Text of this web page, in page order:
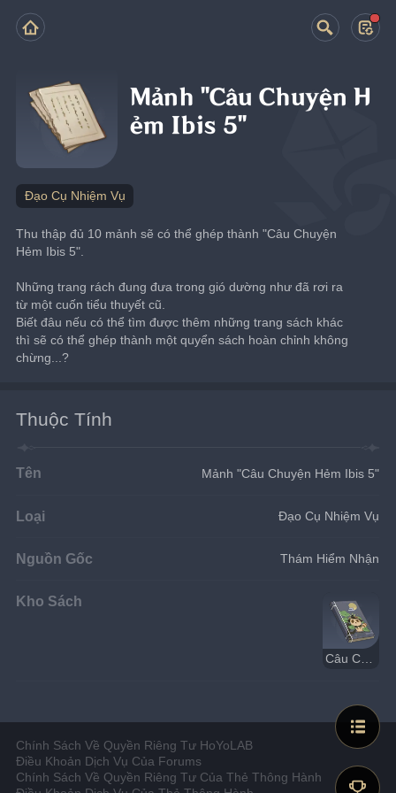
Mảnh "Câu Chuyện H
ẻm Ibis 5"
Đạo Cụ Nhiệm Vụ
Thu thập đủ 10 mảnh sẽ có thể ghép thành "Câu Chuyện
Hẻm Ibis 5".
Những trang rách đung đưa trong gió dường như đã rơi ra
từ một cuốn tiểu thuyết cũ.
Biết đâu nếu có thể tìm được thêm những trang sách khác
thì sẽ có thể ghép thành một quyển sách hoàn chỉnh không
chừng...?
Thuộc Tính
Tên Mảnh "Câu Chuyện Hẻm Ibis 5"
Loại Đạo Cụ Nhiệm Vụ
Nguồn Gốc Thám Hiểm Nhận
Kho Sách
Chính Sách Về Quyền Riêng Tư HoYoLAB
Điều Khoản Dịch Vụ Của Forums
Chính Sách Về Quyền Riêng Tư Của Thẻ Thông Hành